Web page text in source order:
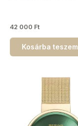
42 000 Ft
Kosárba teszem